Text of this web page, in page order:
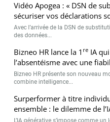
Vidéo Apogea : « DSN de
sécuriser vos déclarations
Avec l’arrivée de la DSN de
des données...
Bizneo HR lance la 1 re IA
l’absentéisme avec une
Bizneo HR présente son nouveau
combine intelligence...
Surperformer à titre
ensemble : le dilemme de
L’IA générative s’impose comme